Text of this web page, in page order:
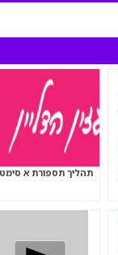
תהליך תספורת א